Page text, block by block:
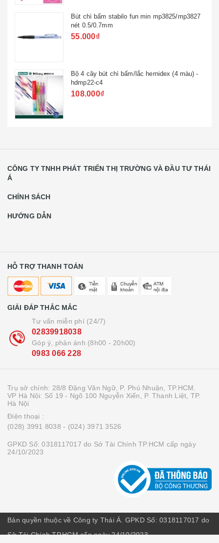
Bút chì bấm stabilo fun min mp3825/mp3827
nét 0.5/0.7mm
55.000₫
Bộ 4 cây bút chì bấm/lắc hernidex (4 màu) -
hdmp22-c4
108.000₫
CÔNG TY TNHH PHÁT TRIỂN THỊ TRƯỜNG VÀ ĐẦU TƯ THÁI
Á
CHÍNH SÁCH
HƯỚNG DẪN
HỖ TRỢ THANH TOÁN
GIẢI ĐÁP THẮC MẮC
Tư vấn miễn phí (24/7)
02839918038
Góp ý, phản ánh (8h00 - 20h00)
0983 066 228
Trụ sở chính: 28/8 Đặng Văn Ngữ, P. Phú Nhuận, TP.HCM.
VP Hà Nội: Số 19 - Ngõ 100 Nguyễn Xiển, P. Thanh Liệt, TP.
Hà Nội
Điện thoại :
(028) 3991 8038 - (024) 3971 3526
GPKD Số: 0318117017 do Sở Tài Chính TP.HCM cấp ngày
24/10/2023
Bản quyền thuộc về Công ty Thái Á. GPKD Số: 0318117017 do
Sở Tài Chính TP.HCM cấp ngày 24/10/2023